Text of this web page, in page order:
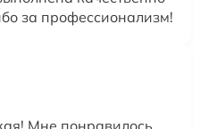
за профессионализм!
Мне понравилось,